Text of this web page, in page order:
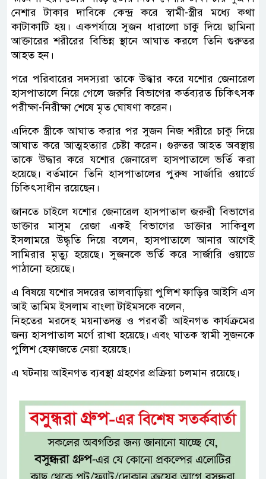
নেশার টাকার দাবিকে কেন্দ্র করে স্বামী-স্ত্রীর মধ্যে কথা
কাটাকাটি হয়। একপর্যায়ে সুজন ধারালো চাকু দিয়ে ছামিনা
আক্তারের শরীরের বিভিন্ন স্থানে আঘাত করলে তিনি গুরুতর
আহত হন।
পরে পরিবারের সদস্যরা তাকে উদ্ধার করে যশোর জেনারেল
হাসপাতালে নিয়ে গেলে জরুরি বিভাগের কর্তব্যরত চিকিৎসক
পরীক্ষা-নিরীক্ষা শেষে মৃত ঘোষণা করেন।
এদিকে স্ত্রীকে আঘাত করার পর সুজন নিজ শরীরে চাকু দিয়ে
আঘাত করে আত্মহত্যার চেষ্টা করেন। গুরুতর আহত অবস্থায়
তাকে উদ্ধার করে যশোর জেনারেল হাসপাতালে ভর্তি করা
হয়েছে। বর্তমানে তিনি হাসপাতালের পুরুষ সার্জারি ওয়ার্ডে
চিকিৎসাধীন রয়েছেন।
জানতে চাইলে যশোর জেনারেল হাসপাতাল জরুরী বিভাগের
ডাক্তার মাসুম রেজা একই বিভাগের ডাক্তার সাকিবুল
ইসলামরে উদ্ধৃতি দিয়ে বলেন, হাসপাতালে আনার আগেই
সামিরার মৃত্যু হয়েছে। সুজনকে ভর্তি করে সার্জারি ওয়াডে
পাঠানো হয়েছে।
এ বিষয়ে যশোর সদরের তালবাড়িয়া পুলিশ ফাড়ির আইসি এস
আই তামিম ইসলাম বাংলা টাইমসকে বলেন,
নিহতের মরদেহ ময়নাতদন্ত ও পরবর্তী আইনগত কার্যক্রমের
জন্য হাসপাতাল মর্গে রাখা হয়েছে। এবং ঘাতক স্বামী সুজনকে
পুলিশ হেফাজতে নেয়া হয়েছে।
এ ঘটনায় আইনগত ব্যবস্থা গ্রহণের প্রক্রিয়া চলমান রয়েছে।